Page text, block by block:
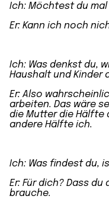
Ich: Möchtest du mal
Er: Kann ich noch
Ich: Was denkst du,
Haushalt und Kinder
Er: Also
arbeiten. Das wäre
die Mutter die Hälfte
andere Hälfte ich.
Ich: Was findest du,
Er: Für dich? Dass
brauche.